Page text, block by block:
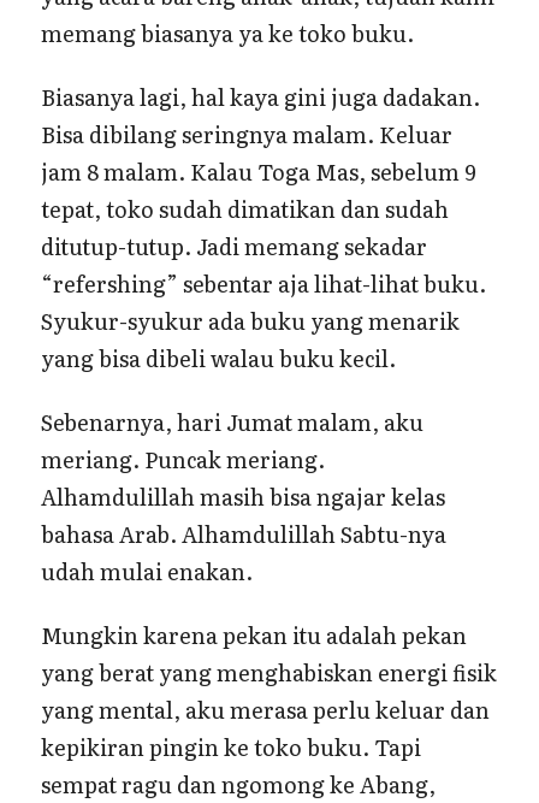
memang biasanya ya ke toko buku.
Biasanya lagi, hal kaya gini juga dadakan.
Bisa dibilang seringnya malam. Keluar
jam 8 malam. Kalau Toga Mas, sebelum 9
tepat, toko sudah dimatikan dan sudah
ditutup-tutup. Jadi memang sekadar
“refershing” sebentar aja lihat-lihat buku.
Syukur-syukur ada buku yang menarik
yang bisa dibeli walau buku kecil.
Sebenarnya, hari Jumat malam, aku
meriang. Puncak meriang.
Alhamdulillah masih bisa ngajar kelas
bahasa Arab. Alhamdulillah Sabtu-nya
udah mulai enakan.
Mungkin karena pekan itu adalah pekan
yang berat yang menghabiskan energi fisik
yang mental, aku merasa perlu keluar dan
kepikiran pingin ke toko buku. Tapi
sempat ragu dan ngomong ke Abang,